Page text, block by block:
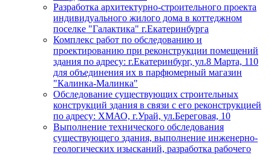
Разработка архитектурно-строительного проекта
индивидуального жилого дома в коттеджном
поселке "Галактика" г.Екатеринбурга
Комплекс работ по обследованию и
проектированию при реконструкции помещений
здания по адресу: г.Екатеринбург, ул.8 Марта, 110
для объединения их в парфюмерный магазин
"Калинка-Малинка"
Обследование существующих строительных
конструкций здания в связи с его реконструкцией
по адресу: ХМАО, г.Урай, ул.Береговая, 10
Выполнение технического обследования
существующего здания, выполнение инженерно-
геологических изысканий, разработка рабочего